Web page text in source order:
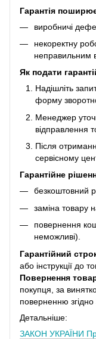
Гарантія
виробничі
некоректну
неправильним
Як подати
Надішліть
форму
Менеджер
відправлення
Після
сервісному
Гарантійне
безкоштовний
заміна товару
повернення
неможливі).
Гарантійний
або інструкції до
Повернення
покупця, за
поверненню згідно
Детальніше:
ЗАКОН УКРАЇНИ